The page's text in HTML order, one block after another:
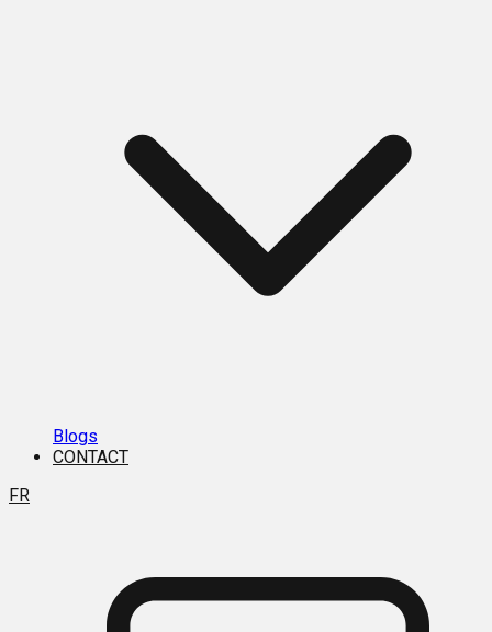
Blogs
CONTACT
FR